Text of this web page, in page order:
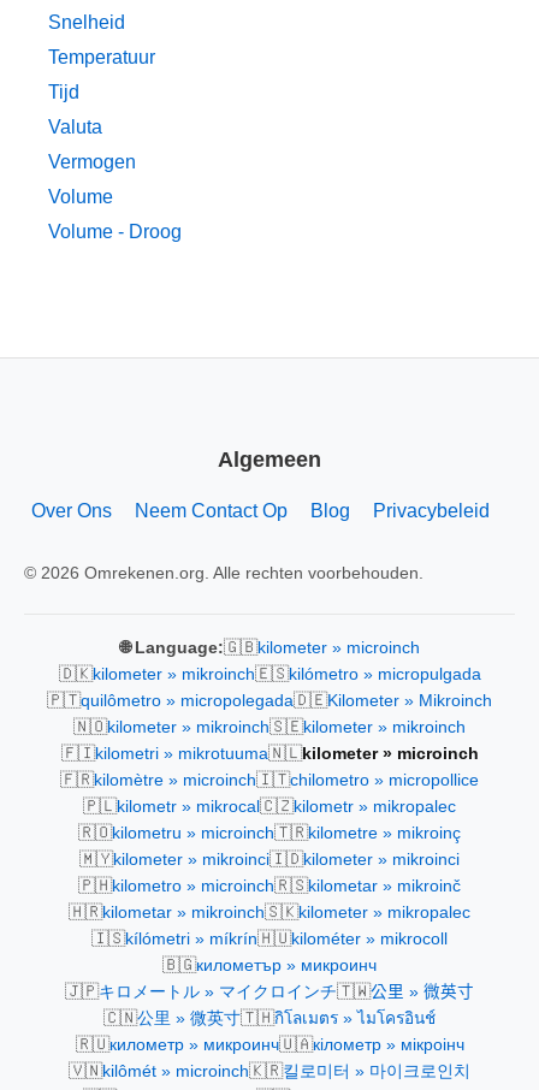
Snelheid
Temperatuur
Tijd
Valuta
Vermogen
Volume
Volume - Droog
Algemeen
Over Ons Neem Contact Op Blog Privacybeleid
© 2026 Omrekenen.org. Alle rechten voorbehouden.
🌐 Language:🇬🇧kilometer » microinch
🇩🇰kilometer » mikroinch🇪🇸kilómetro » micropulgada
🇵🇹quilômetro » micropolegada🇩🇪Kilometer » Mikroinch
🇳🇴kilometer » mikroinch🇸🇪kilometer » mikroinch
🇫🇮kilometri » mikrotuuma🇳🇱kilometer » microinch
🇫🇷kilomètre » microinch🇮🇹chilometro » micropollice
🇵🇱kilometr » mikrocal 🇨🇿kilometr » mikropalec
🇷🇴kilometru » microinch🇹🇷kilometre » mikroinç
🇲🇾kilometer » mikroinci🇮🇩kilometer » mikroinci
🇵🇭kilometro » microinch🇷🇸kilometar » mikroinč
🇭🇷kilometar » mikroinch🇸🇰kilometer » mikropalec
🇮🇸kílómetri » míkrín🇭🇺kilométer » mikrocoll
🇧🇬километър » микроинч
🇯🇵キロメートル » マイクロインチ🇹🇼公里 » 微英寸
🇨🇳公里 » 微英寸🇹🇭กิโลเมตร » ไมโครอินช์
🇷🇺километр » микроинч🇺🇦кілометр » мікроінч
🇻🇳kilômét » microinch🇰🇷킬로미터 » 마이크로인치